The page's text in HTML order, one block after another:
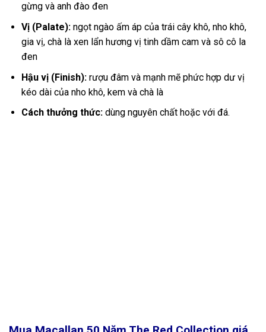
gừng và anh đào đen
Vị (Palate):ngọt ngào ấm áp của trái cây khô, nho khô,
gia vị, chà là xen lẩn hương vị tinh dầm cam và sô cô la
đen
Hậu vị (Finish): rượu đâm và mạnh mẽ phức hợp dư vị
kéo dài của nho khô, kem và chà là
Cách thưởng thức:dùng nguyên chất hoặc với đá.